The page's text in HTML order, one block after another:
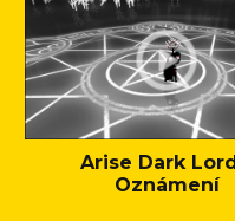
Arise Dark
Oznámení